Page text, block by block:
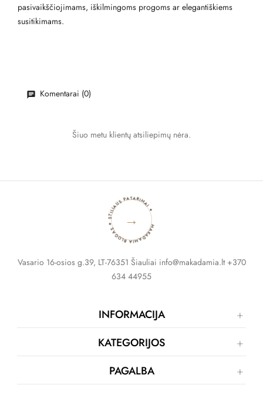
pasivaikščiojimams, iškilmingoms progoms ar elegantiškiems
susitikimams.
Komentarai (0)
Šiuo metu klientų atsiliepimų nėra.
MAKADAMIA BLOGAS ✦ STILIAUS PATARIMAI ✦
→
Vasario 16-osios g.39, LT-76351 Šiauliai info@makadamia.lt +370
634 44955
INFORMACIJA
KATEGORIJOS
PAGALBA